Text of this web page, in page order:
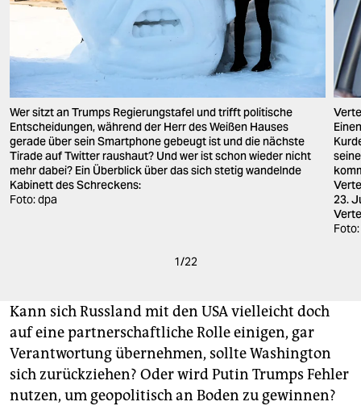
Wer sitzt an Trumps Regierungstafel und trifft politische
Entscheidungen, während der Herr des Weißen Hauses
gerade über sein Smartphone gebeugt ist und die nächste
Tirade auf Twitter raushaut? Und wer ist schon wieder nicht
mehr dabei? Ein Überblick über das sich stetig wandelnde
Kabinett des Schreckens:
Foto: dpa
23.
1/22
Kann sich Russland mit den USA vielleicht doch
auf eine partnerschaftliche Rolle einigen, gar
Verantwortung übernehmen, sollte Washington
sich zurückziehen? Oder wird Putin Trumps Fehler
nutzen, um geopolitisch an Boden zu gewinnen?